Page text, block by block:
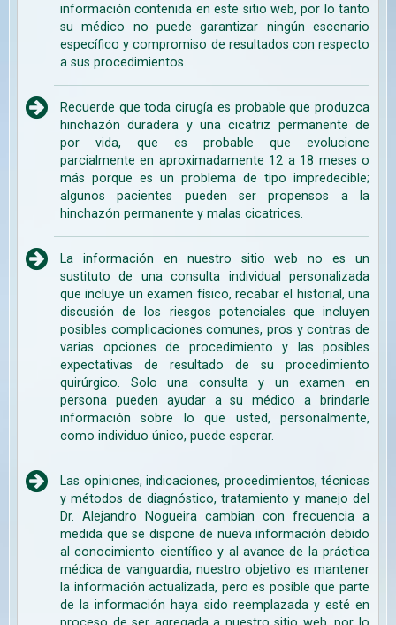
información contenida en este sitio web, por lo tanto
su médico no puede garantizar ningún escenario
específico y compromiso de resultados con respecto
a sus procedimientos.
Recuerde que toda cirugía es probable que produzca
hinchazón duradera y una cicatriz permanente de
por vida, que es probable que evolucione
parcialmente en aproximadamente 12 a 18 meses o
más porque es un problema de tipo impredecible;
algunos pacientes pueden ser propensos a la
hinchazón permanente y malas cicatrices.
La información en nuestro sitio web no es un
sustituto de una consulta individual personalizada
que incluye un examen físico, recabar el historial, una
discusión de los riesgos potenciales que incluyen
posibles complicaciones comunes, pros y contras de
varias opciones de procedimiento y las posibles
expectativas de resultado de su procedimiento
quirúrgico. Solo una consulta y un examen en
persona pueden ayudar a su médico a brindarle
información sobre lo que usted, personalmente,
como individuo único, puede esperar.
Las opiniones, indicaciones, procedimientos, técnicas
y métodos de diagnóstico, tratamiento y manejo del
Dr. Alejandro Nogueira cambian con frecuencia a
medida que se dispone de nueva información debido
al conocimiento científico y al avance de la práctica
médica de vanguardia; nuestro objetivo es mantener
la información actualizada, pero es posible que parte
de la información haya sido reemplazada y esté en